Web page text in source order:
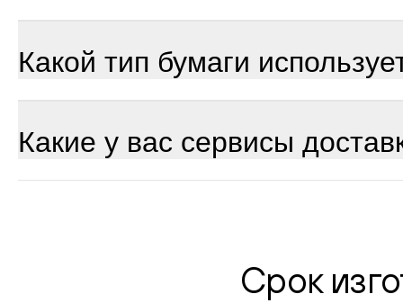
Какой тип бумаги
Какие у вас сервисы
Срок